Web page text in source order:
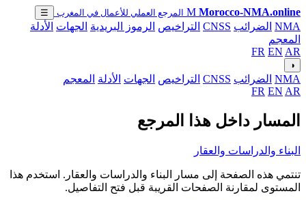
M Morocco-NMA.online المرجع العملي للأعمال في المغرب ☰
NMA الضرائب CNSS التراخيص الرموز البريدية الجهات الأدلة
المعجم
FR EN AR
◑
NMA الضرائب CNSS التراخيص الجهات الأدلة المعجم
FR EN AR
المسار داخل هذا المرجع
البناء والدراسات والعقار
تنتمي هذه الصفحة إلى مسار البناء والدراسات والعقار. استخدم هذا
المستوى لمقارنة الصفحات القريبة قبل فتح التفاصيل.